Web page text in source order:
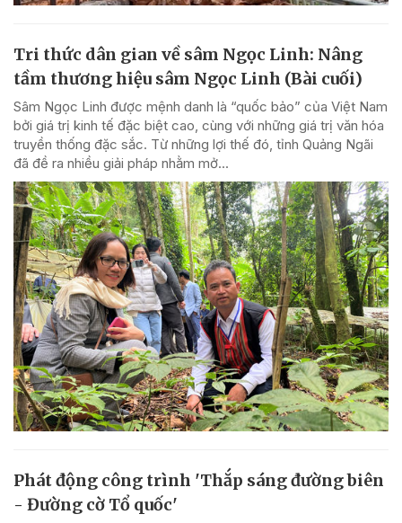
Tri thức dân gian về sâm Ngọc Linh: Nâng
tầm thương hiệu sâm Ngọc Linh (Bài cuối)
Sâm Ngọc Linh được mệnh danh là “quốc bảo” của Việt Nam
bởi giá trị kinh tế đặc biệt cao, cùng với những giá trị văn hóa
truyền thống đặc sắc. Từ những lợi thế đó, tỉnh Quảng Ngãi
đã đề ra nhiều giải pháp nhằm mở...
Phát động công trình 'Thắp sáng đường biên
- Đường cờ Tổ quốc'